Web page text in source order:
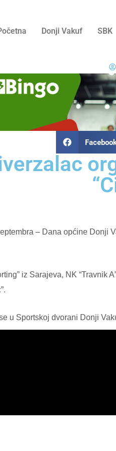
Donji Vakuf SBK
– Dana općine Donji
iz Sarajeva, NK “Travnik
u Sportskoj dvorani Donji